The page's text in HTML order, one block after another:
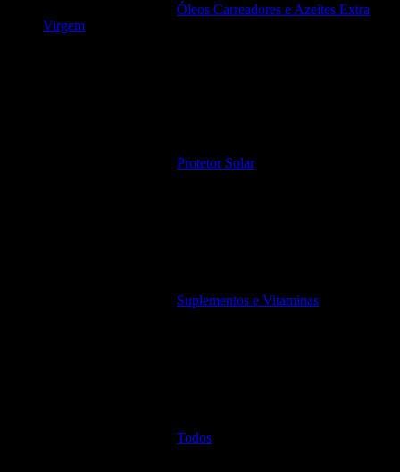
Óleos Carreadores e Azeites Extra
Virgem
Protetor Solar
Suplementos e Vitaminas
Todos